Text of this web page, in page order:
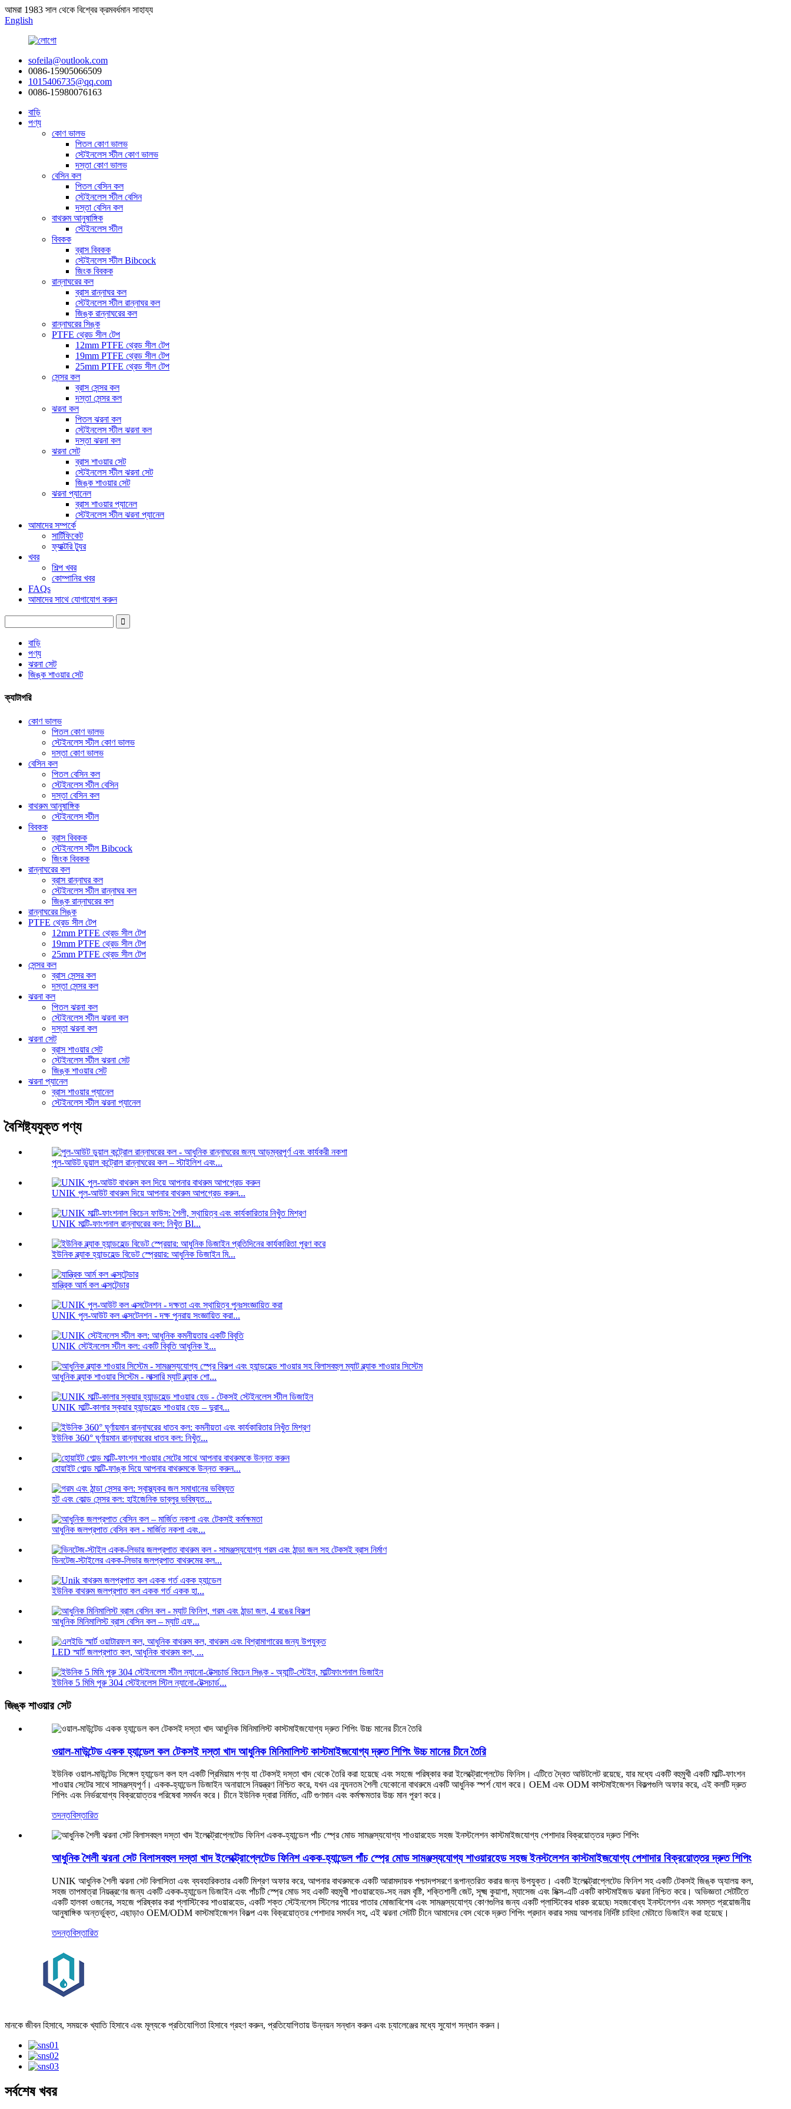
আমরা 1983 সাল থেকে বিশ্বের ক্রমবর্ধমান সাহায্য
English
sofeila@outlook.com
0086-15905066509
1015406735@qq.com
0086-15980076163
বাড়ি
পণ্য
কোণ ভালভ
পিতল কোণ ভালভ
স্টেইনলেস স্টীল কোণ ভালভ
দস্তা কোণ ভালভ
বেসিন কল
পিতল বেসিন কল
স্টেইনলেস স্টীল বেসিন
দস্তা বেসিন কল
বাথরুম আনুষাঙ্গিক
স্টেইনলেস স্টীল
বিবকক
ব্রাস বিবকক
স্টেইনলেস স্টীল Bibcock
জিংক বিবকক
রান্নাঘরের কল
ব্রাস রান্নাঘর কল
স্টেইনলেস স্টীল রান্নাঘর কল
জিঙ্ক রান্নাঘরের কল
রান্নাঘরের সিঙ্ক
PTFE থ্রেড সীল টেপ
12mm PTFE থ্রেড সীল টেপ
19mm PTFE থ্রেড সীল টেপ
25mm PTFE থ্রেড সীল টেপ
সেন্সর কল
ব্রাস সেন্সর কল
দস্তা সেন্সর কল
ঝরনা কল
পিতল ঝরনা কল
স্টেইনলেস স্টীল ঝরনা কল
দস্তা ঝরনা কল
ঝরনা সেট
ব্রাস শাওয়ার সেট
স্টেইনলেস স্টীল ঝরনা সেট
জিঙ্ক শাওয়ার সেট
ঝরনা প্যানেল
ব্রাস শাওয়ার প্যানেল
স্টেইনলেস স্টীল ঝরনা প্যানেল
আমাদের সম্পর্কে
সার্টিফিকেট
ফ্যাক্টরি ট্যুর
খবর
শিল্প খবর
কোম্পানির খবর
FAQs
আমাদের সাথে যোগাযোগ করুন
বাড়ি
পণ্য
ঝরনা সেট
জিঙ্ক শাওয়ার সেট
ক্যাটাগরি
কোণ ভালভ
পিতল কোণ ভালভ
স্টেইনলেস স্টীল কোণ ভালভ
দস্তা কোণ ভালভ
বেসিন কল
পিতল বেসিন কল
স্টেইনলেস স্টীল বেসিন
দস্তা বেসিন কল
বাথরুম আনুষাঙ্গিক
স্টেইনলেস স্টীল
বিবকক
ব্রাস বিবকক
স্টেইনলেস স্টীল Bibcock
জিংক বিবকক
রান্নাঘরের কল
ব্রাস রান্নাঘর কল
স্টেইনলেস স্টীল রান্নাঘর কল
জিঙ্ক রান্নাঘরের কল
রান্নাঘরের সিঙ্ক
PTFE থ্রেড সীল টেপ
12mm PTFE থ্রেড সীল টেপ
19mm PTFE থ্রেড সীল টেপ
25mm PTFE থ্রেড সীল টেপ
সেন্সর কল
ব্রাস সেন্সর কল
দস্তা সেন্সর কল
ঝরনা কল
পিতল ঝরনা কল
স্টেইনলেস স্টীল ঝরনা কল
দস্তা ঝরনা কল
ঝরনা সেট
ব্রাস শাওয়ার সেট
স্টেইনলেস স্টীল ঝরনা সেট
জিঙ্ক শাওয়ার সেট
ঝরনা প্যানেল
ব্রাস শাওয়ার প্যানেল
স্টেইনলেস স্টীল ঝরনা প্যানেল
বৈশিষ্ট্যযুক্ত পণ্য
পুল-আউট ডুয়াল কন্ট্রোল রান্নাঘরের কল – স্টাইলিশ এবং...
UNIK পুল-আউট বাথরুম দিয়ে আপনার বাথরুম আপগ্রেড করুন...
UNIK মাল্টি-ফাংশনাল রান্নাঘরের কল: নিখুঁত Bl...
ইউনিক ব্ল্যাক হ্যান্ডহেল্ড বিডেট স্প্রেয়ার: আধুনিক ডিজাইন মি...
যান্ত্রিক আর্ম কল এক্সটেন্ডার
UNIK পুল-আউট কল এক্সটেনশন - দক্ষ পুনরায় সংজ্ঞায়িত করা...
UNIK স্টেইনলেস স্টীল কল: একটি বিবৃতি আধুনিক ই...
আধুনিক ব্ল্যাক শাওয়ার সিস্টেম - লাক্সারি ম্যাট ব্ল্যাক শো...
UNIK মাল্টি-কালার স্কয়ার হ্যান্ডহেল্ড শাওয়ার হেড – দুরাব...
ইউনিক 360° ঘূর্ণায়মান রান্নাঘরের ধাতব কল: নিখুঁত...
হোয়াইট গোল্ড মাল্টি-ফাঙ্ক দিয়ে আপনার বাথরুমকে উন্নত করুন...
হট এবং কোল্ড সেন্সর কল: হাইজেনিক ডাব্লুর ভবিষ্যত...
আধুনিক জলপ্রপাত বেসিন কল - মার্জিত নকশা এবং...
ভিনটেজ-স্টাইলের একক-লিভার জলপ্রপাত বাথরুমের কল...
ইউনিক বাথরুম জলপ্রপাত কল একক গর্ত একক হা...
আধুনিক মিনিমালিস্ট ব্রাস বেসিন কল – ম্যাট এফ...
LED স্মার্ট জলপ্রপাত কল, আধুনিক বাথরুম কল, ...
ইউনিক 5 মিমি পুরু 304 স্টেইনলেস স্টিল ন্যানো-টেক্সচার্ড...
জিঙ্ক শাওয়ার সেট
ওয়াল-মাউন্টেড একক হ্যান্ডেল কল টেকসই দস্তা খাদ আধুনিক মিনিমালিস্ট কাস্টমাইজযোগ্য দ্রুত শিপিং উচ্চ মানের চীনে তৈরি
ইউনিক ওয়াল-মাউন্টেড সিঙ্গেল হ্যান্ডেল কল হল একটি প্রিমিয়াম পণ্য যা টেকসই দস্তা খাদ থেকে তৈরি করা হয়েছে এবং সহজে পরিষ্কার করা ইলেক্ট্রোপ্লেটেড ফিনিস। এটিতে দ্বৈত আউটলেট রয়েছে, যার মধ্যে একটি বহুমুখী একটি মাল্টি-ফাংশন
শাওয়ার সেটের সাথে সামঞ্জস্যপূর্ণ। একক-হ্যান্ডেল ডিজাইন অনায়াসে নিয়ন্ত্রণ নিশ্চিত করে, যখন এর ন্যূনতম শৈলী যেকোনো বাথরুমে একটি আধুনিক স্পর্শ যোগ করে। OEM এবং ODM কাস্টমাইজেশন বিকল্পগুলি অফার করে, এই কলটি দ্রুত
শিপিং এবং নির্ভরযোগ্য বিক্রয়োত্তর পরিষেবা সমর্থন করে। চীনে ইউনিক দ্বারা নির্মিত, এটি গুণমান এবং কর্মক্ষমতার উচ্চ মান পূরণ করে।
তদন্তবিস্তারিত
আধুনিক শৈলী ঝরনা সেট বিলাসবহুল দস্তা খাদ ইলেক্ট্রোপ্লেটেড ফিনিশ একক-হ্যান্ডেল পাঁচ স্প্রে মোড সামঞ্জস্যযোগ্য শাওয়ারহেড সহজ ইনস্টলেশন কাস্টমাইজযোগ্য পেশাদার বিক্রয়োত্তর দ্রুত শিপিং
UNIK আধুনিক শৈলী ঝরনা সেট বিলাসিতা এবং ব্যবহারিকতার একটি মিশ্রণ অফার করে, আপনার বাথরুমকে একটি আরামদায়ক পশ্চাদপসরণে রূপান্তরিত করার জন্য উপযুক্ত। একটি ইলেক্ট্রোপ্লেটেড ফিনিশ সহ একটি টেকসই জিঙ্ক অ্যালয় কল,
সহজ তাপমাত্রা নিয়ন্ত্রণের জন্য একটি একক-হ্যান্ডেল ডিজাইন এবং পাঁচটি স্প্রে মোড সহ একটি বহুমুখী শাওয়ারহেড-সহ নরম বৃষ্টি, শক্তিশালী জেট, সূক্ষ্ম কুয়াশা, ম্যাসেজ এবং মিক্স-এটি একটি কাস্টমাইজড ঝরনা নিশ্চিত করে। অভিজ্ঞতা সেটটিতে
একটি হালকা ওজনের, সহজে পরিষ্কার করা প্লাস্টিকের শাওয়ারহেড, একটি শক্ত স্টেইনলেস স্টিলের পায়ের পাতার মোজাবিশেষ এবং সামঞ্জস্যযোগ্য কোণগুলির জন্য একটি প্লাস্টিকের ধারক রয়েছে৷ সহজবোধ্য ইনস্টলেশন এবং সমস্ত প্রয়োজনীয়
আনুষাঙ্গিক অন্তর্ভুক্ত, এছাড়াও OEM/ODM কাস্টমাইজেশন বিকল্প এবং বিক্রয়োত্তর পেশাদার সমর্থন সহ, এই ঝরনা সেটটি চীনে আমাদের বেস থেকে দ্রুত শিপিং প্রদান করার সময় আপনার নির্দিষ্ট চাহিদা মেটাতে ডিজাইন করা হয়েছে।
তদন্তবিস্তারিত
মানকে জীবন হিসাবে, সময়কে খ্যাতি হিসাবে এবং মূল্যকে প্রতিযোগিতা হিসাবে গ্রহণ করুন, প্রতিযোগিতায় উন্নয়ন সন্ধান করুন এবং চ্যালেঞ্জের মধ্যে সুযোগ সন্ধান করুন।
সর্বশেষ খবর